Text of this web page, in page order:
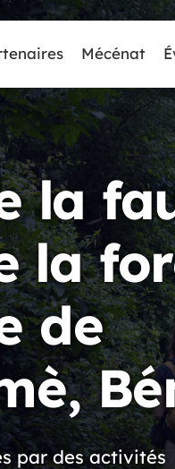
Mécénat
la
la
de
par des activités